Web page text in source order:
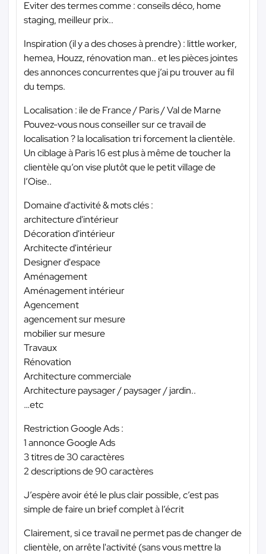
Eviter des termes comme : conseils déco, home
staging, meilleur prix..
Inspiration (il y a des choses à prendre) : little worker,
hemea, Houzz, rénovation man.. et les pièces jointes
des annonces concurrentes que j’ai pu trouver au fil
du temps.
Localisation : ile de France / Paris / Val de Marne
Pouvez-vous nous conseiller sur ce travail de
localisation ? la localisation tri forcement la clientèle.
Un ciblage à Paris 16 est plus à même de toucher la
clientèle qu’on vise plutôt que le petit village de
l’Oise..
Domaine d'activité & mots clés :
architecture d'intérieur
Décoration d'intérieur
Architecte d'intérieur
Designer d'espace
Aménagement
Aménagement intérieur
Agencement
agencement sur mesure
mobilier sur mesure
Travaux
Rénovation
Architecture commerciale
Architecture paysager / paysager / jardin..
…etc
Restriction Google Ads :
1 annonce Google Ads
3 titres de 30 caractères
2 descriptions de 90 caractères
J’espère avoir été le plus clair possible, c’est pas
simple de faire un brief complet à l’écrit
Clairement, si ce travail ne permet pas de changer de
clientèle, on arrête l'activité (sans vous mettre la